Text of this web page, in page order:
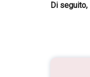
Di seguito,